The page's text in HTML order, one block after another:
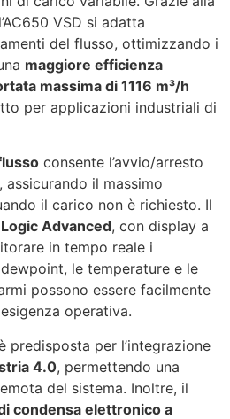
VSD si adatta
del flusso, ottimizzando i
maggiore efficienza
massima di 1116 m³/h
per applicazioni industriali di
consente l’avvio/arresto
il massimo
il carico non è richiesto. Il
Advanced, con display a
in tempo reale i
le temperature e le
possono essere facilmente
operativa.
predisposta per l’integrazione
4.0, permettendo una
del sistema. Inoltre, il
condensa elettronico a